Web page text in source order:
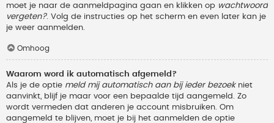
moet je naar de aanmeldpagina gaan en klikken op wachtwoord
vergeten?. Volg de instructies op het scherm en even later kan je
je weer aanmelden.
Omhoog
Waarom word ik automatisch afgemeld?
Als je de optie meld mij automatisch aan bij ieder bezoekniet
aanvinkt, blijf je maar voor een bepaalde tijd aangemeld. Zo
wordt vermeden dat anderen je account misbruiken. Om
aangemeld te blijven, moet je bij het aanmelden de optie